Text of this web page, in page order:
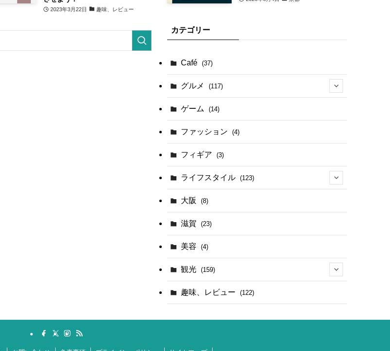
2023年3月22日 趣味、レビュー
カテゴリー
Café (37)
グルメ (117)
(41)
(17)
(4)
ゲーム (14)
ファッション (4)
フィギア (3)
ライフスタイル (123)
(44)
大阪 (8)
滋賀 (23)
美容 (4)
観光 (159)
(142)
趣味、レビュー (122)